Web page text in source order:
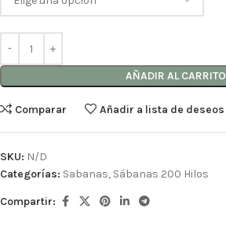
AÑADIR AL CARRITO
Comparar Añadir a lista de deseos
SKU: N/D
Categorías: Sabanas, Sábanas 200 Hilos
Compartir: